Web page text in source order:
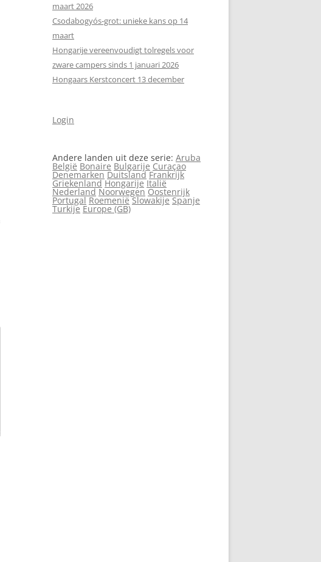
maart 2026
Csodabogyós‑grot: unieke kans op 14
maart
Hongarije vereenvoudigt tolregels voor
zware campers sinds 1 januari 2026
Hongaars Kerstconcert 13 december
Login
Andere landen uit deze serie: Aruba
België Bonaire Bulgarije Curaçao
Denemarken Duitsland Frankrijk
Griekenland Hongarije Italië
Nederland Noorwegen Oostenrijk
Portugal Roemenië Slowakije Spanje
Turkije Europe (GB)